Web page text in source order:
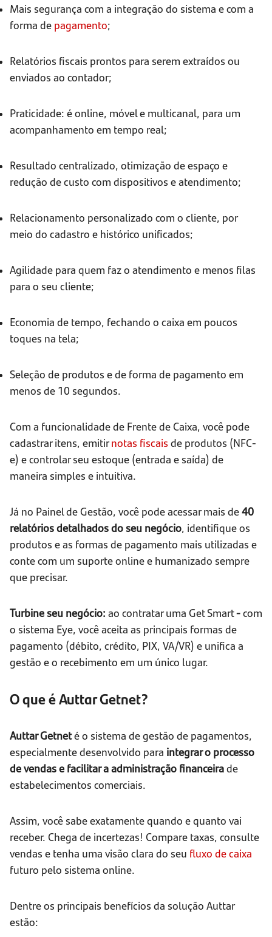
Mais segurança com a integração do sistema e com a
forma de pagamento;
Relatórios fiscais prontos para serem extraídos ou
enviados ao contador;
Praticidade: é online, móvel e multicanal, para um
acompanhamento em tempo real;
Resultado centralizado, otimização de espaço e
redução de custo com dispositivos e atendimento;
Relacionamento personalizado com o cliente, por
meio do cadastro e histórico unificados;
Agilidade para quem faz o atendimento e menos filas
para o seu cliente;
Economia de tempo, fechando o caixa em poucos
toques na tela;
Seleção de produtos e de forma de pagamento em
menos de 10 segundos.
Com a funcionalidade de Frente de Caixa, você pode
cadastrar itens, emitirnotas fiscais de produtos (NFC-
e) e controlar seu estoque (entrada e saída) de
maneira simples e intuitiva.
Já no Painel de Gestão, você pode acessar mais de40
relatórios detalhados do seu negócio, identifique os
produtos e as formas de pagamento mais utilizadas e
conte com um suporte online e humanizado sempre
que precisar.
Turbine seu negócio: ao contratar uma Get Smart-com
o sistema Eye, você aceita as principais formas de
pagamento (débito, crédito, PIX, VA/VR) e unifica a
gestão e o recebimento em um único lugar.
O que é Auttar Getnet?
Auttar Getneté o sistema de gestão de pagamentos,
especialmente desenvolvido para integrar o processo
de vendas e facilitar a administração financeirade
estabelecimentos comerciais.
Assim, você sabe exatamente quando e quanto vai
receber. Chega de incertezas! Compare taxas, consulte
vendas e tenha uma visão clara do seu fluxo de caixa
futuro pelo sistema online.
Dentre os principais benefícios da solução Auttar
estão: